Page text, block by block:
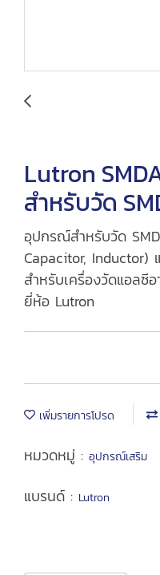
Lutron
สำหรับวัด
อุปกรณ์สำหรับวัด
Capacitor, Inductor)
สำหรับเครื่องวัดแอลซี
ยี่ห้อ Lutron
เพิ่มรายการโปรด
หมวดหมู่ : อุปกรณ์เสริม
แบรนด์ : Lutron